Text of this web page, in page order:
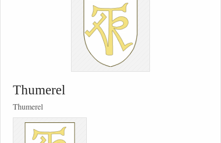
Thumerel
Thumerel